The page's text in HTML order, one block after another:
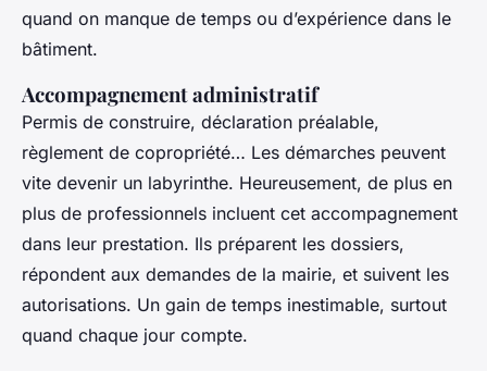
quand on manque de temps ou d’expérience dans le
bâtiment.
Accompagnement administratif
Permis de construire, déclaration préalable,
règlement de copropriété… Les démarches peuvent
vite devenir un labyrinthe. Heureusement, de plus en
plus de professionnels incluent cet accompagnement
dans leur prestation. Ils préparent les dossiers,
répondent aux demandes de la mairie, et suivent les
autorisations. Un gain de temps inestimable, surtout
quand chaque jour compte.